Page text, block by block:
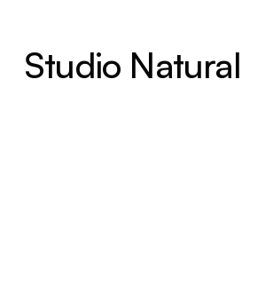
Studio Natural